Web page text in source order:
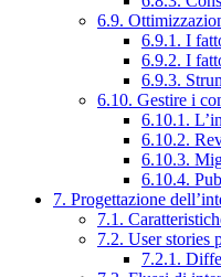
6.9.
6.9.1. I
6.9.2. I
6.9.3.
6.10. Gestire i
6.10.1.
6.10.2.
6.10.3.
6.10.4.
7. Progettazione
7.1.
7.2. User stories
7.2.1.